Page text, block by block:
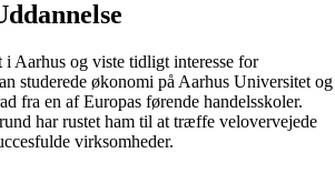
Aarhus og viste tidligt interesse for
studerede økonomi på Aarhus Universitet og
fra en af Europas førende handelsskoler.
har rustet ham til at træffe velovervejede
virksomheder.